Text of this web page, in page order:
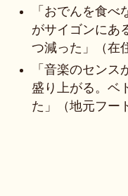
「おでんを食
がサイゴンにあ
つ減った」（在
「音楽のセン
盛り上がる。ベ
た」（地元フー